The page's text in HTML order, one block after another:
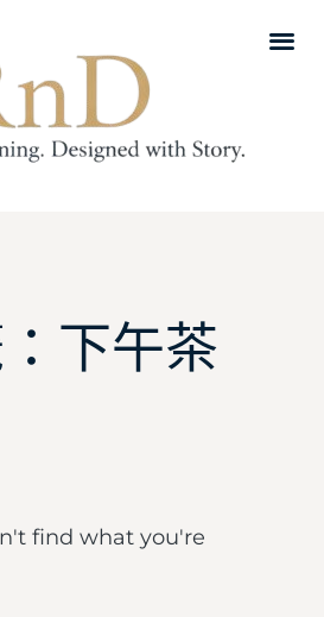
下午茶
find what you're